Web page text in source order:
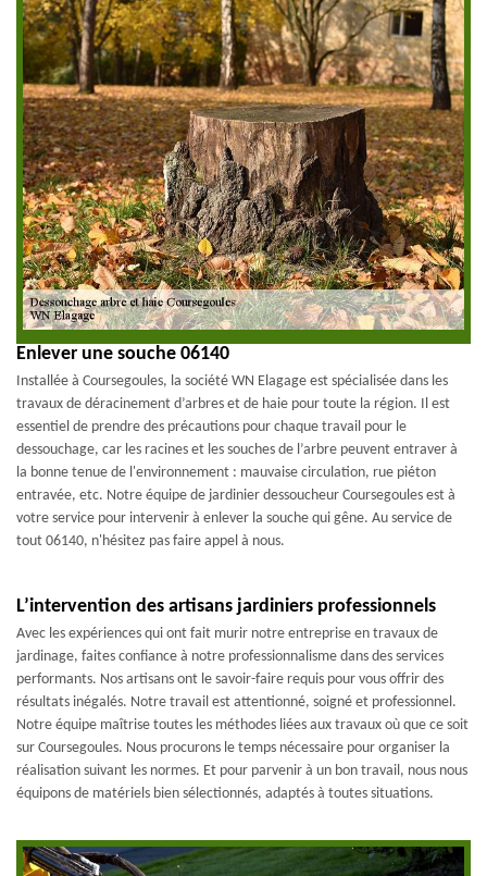
Enlever une souche 06140
Installée à Coursegoules, la société WN Elagage est spécialisée dans les
travaux de déracinement d’arbres et de haie pour toute la région. Il est
essentiel de prendre des précautions pour chaque travail pour le
dessouchage, car les racines et les souches de l’arbre peuvent entraver à
la bonne tenue de l'environnement : mauvaise circulation, rue piéton
entravée, etc. Notre équipe de jardinier dessoucheur Coursegoules est à
votre service pour intervenir à enlever la souche qui gêne. Au service de
tout 06140, n'hésitez pas faire appel à nous.
L’intervention des artisans jardiniers professionnels
Avec les expériences qui ont fait murir notre entreprise en travaux de
jardinage, faites confiance à notre professionnalisme dans des services
performants. Nos artisans ont le savoir-faire requis pour vous offrir des
résultats inégalés. Notre travail est attentionné, soigné et professionnel.
Notre équipe maîtrise toutes les méthodes liées aux travaux où que ce soit
sur Coursegoules. Nous procurons le temps nécessaire pour organiser la
réalisation suivant les normes. Et pour parvenir à un bon travail, nous nous
équipons de matériels bien sélectionnés, adaptés à toutes situations.